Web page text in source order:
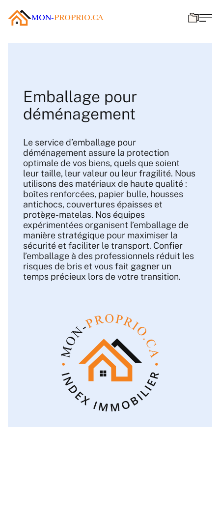
MON-PROPRIO.CA
Emballage pour
déménagement
Le service d’emballage pour
déménagement assure la protection
optimale de vos biens, quels que soient
leur taille, leur valeur ou leur fragilité. Nous
utilisons des matériaux de haute qualité :
boîtes renforcées, papier bulle, housses
antichocs, couvertures épaisses et
protège-matelas. Nos équipes
expérimentées organisent l’emballage de
manière stratégique pour maximiser la
sécurité et faciliter le transport. Confier
l’emballage à des professionnels réduit les
risques de bris et vous fait gagner un
temps précieux lors de votre transition.